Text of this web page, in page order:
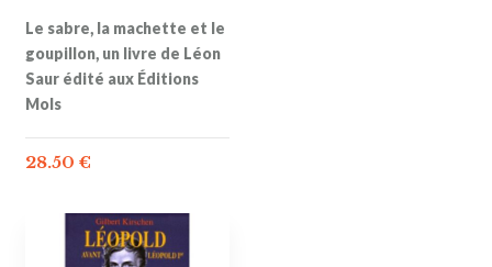
Le sabre, la machette et le
goupillon, un livre de Léon
Saur édité aux Éditions
Mols
28.50 €